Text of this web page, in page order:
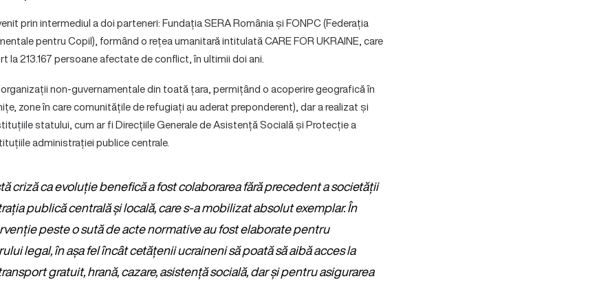
prin intermediul a doi parteneri: Fundația SERA România și FONPC (Federația
pentru Copil), formând o rețea umanitară intitulată CARE FOR UKRAINE, care
la 213.167 persoane afectate de conflict, în ultimii doi ani.
non-guvernamentale din toată țara, permițând o acoperire geografică în
zone în care comunitățile de refugiați au aderat preponderent), dar a realizat și
statului, cum ar fi Direcțiile Generale de Asistență Socială și Protecție a
administrației publice centrale.
criză ca evoluție benefică a fost colaborarea fără precedent a societății
publică centrală și locală, care s-a mobilizat absolut exemplar. În
peste o sută de acte normative au fost elaborate pentru
legal, în așa fel încât cetățenii ucraineni să poată să aibă acces la
gratuit, hrană, cazare, asistență socială, dar și pentru asigurarea